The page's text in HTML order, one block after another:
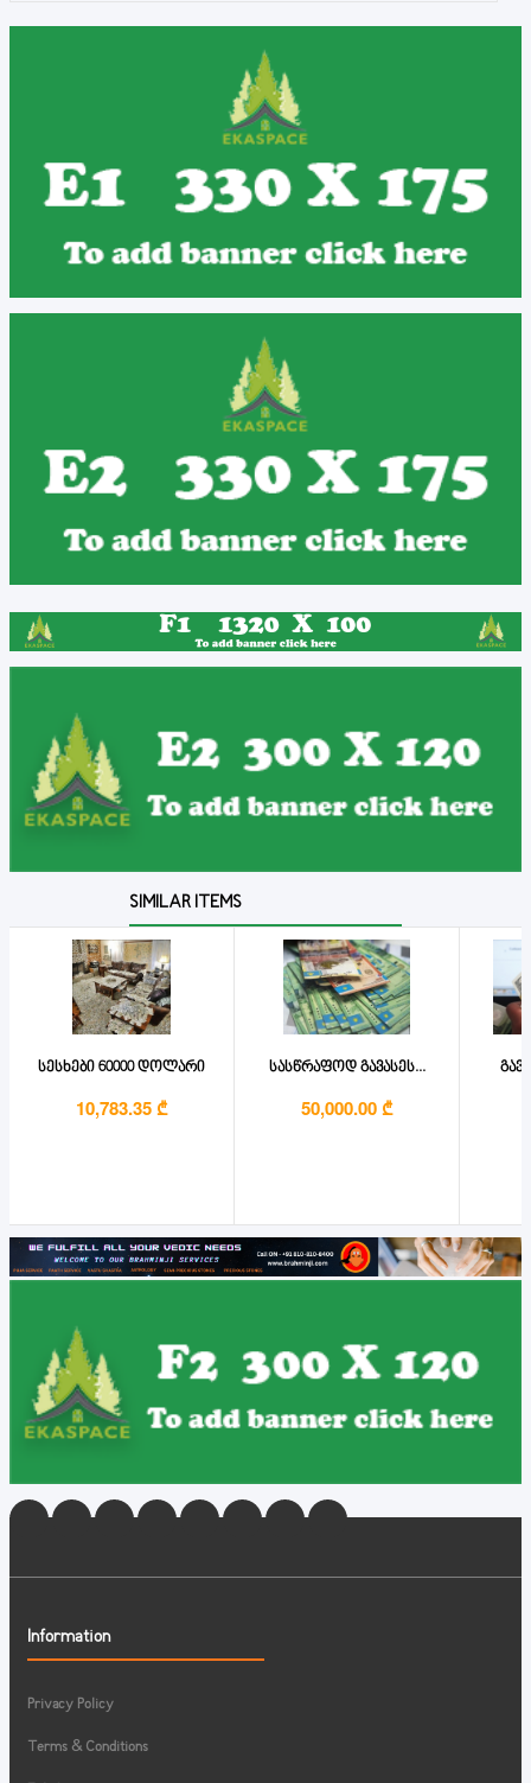
SIMILAR ITEMS
სესხები 60000 დოლარი
10,783.35 ₾
სასწრაფოდ გავასეს...
50,000.00 ₾
Information
Privacy Policy
Terms & Conditions